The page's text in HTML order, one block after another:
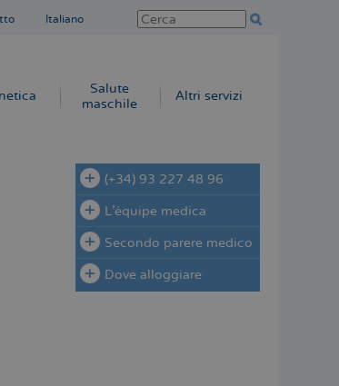
Italiano
Salute
maschile
Altri servizi
(+34) 93 227 48 96
L'équipe medica
Secondo parere medico
Dove alloggiare